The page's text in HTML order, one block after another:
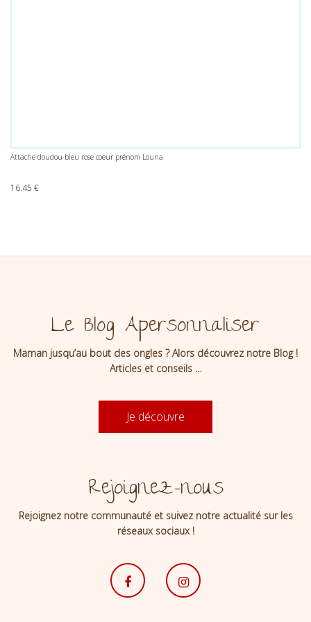
Attache doudou bleu rose coeur prénom Louna
16.45 €
Le Blog Apersonnaliser
Maman jusqu’au bout des ongles ? Alors découvrez notre Blog !
Articles et conseils …
Je découvre
Rejoignez-nous
Rejoignez notre communauté et suivez notre actualité sur les
réseaux sociaux !